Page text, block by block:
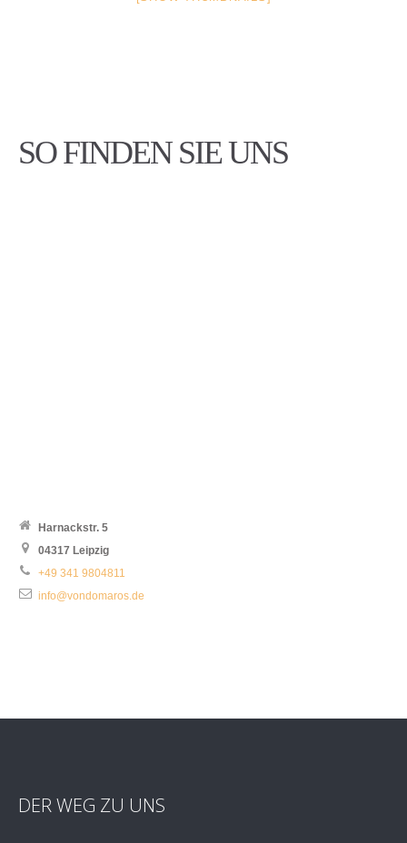
SO FINDEN SIE UNS
Harnackstr. 5
04317 Leipzig
+49 341 9804811
info@vondomaros.de
DER WEG ZU UNS